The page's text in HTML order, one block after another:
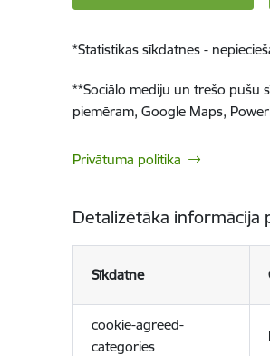
*Statistikas sīkdatnes -
**Sociālo mediju un trešo pušu
piemēram, Google Maps,
Privātuma politika
Detalizētāka informācija
Sīkdatne
cookie-agreed-
categories